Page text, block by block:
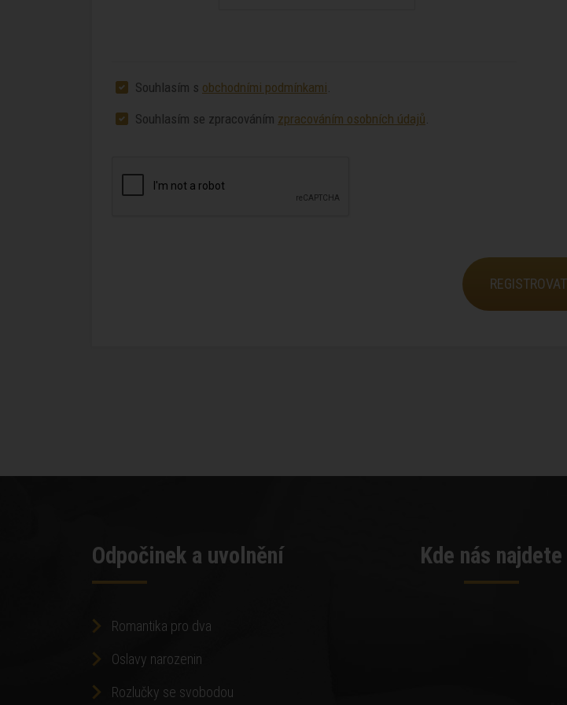
Souhlasím s obchodními podmínkami.
Souhlasím se zpracováním zpracováním osobních údajů.
Odpočinek a uvolnění
Romantika pro dva
Oslavy narozenin
Rozlučky se svobodou
Kde nás najdete